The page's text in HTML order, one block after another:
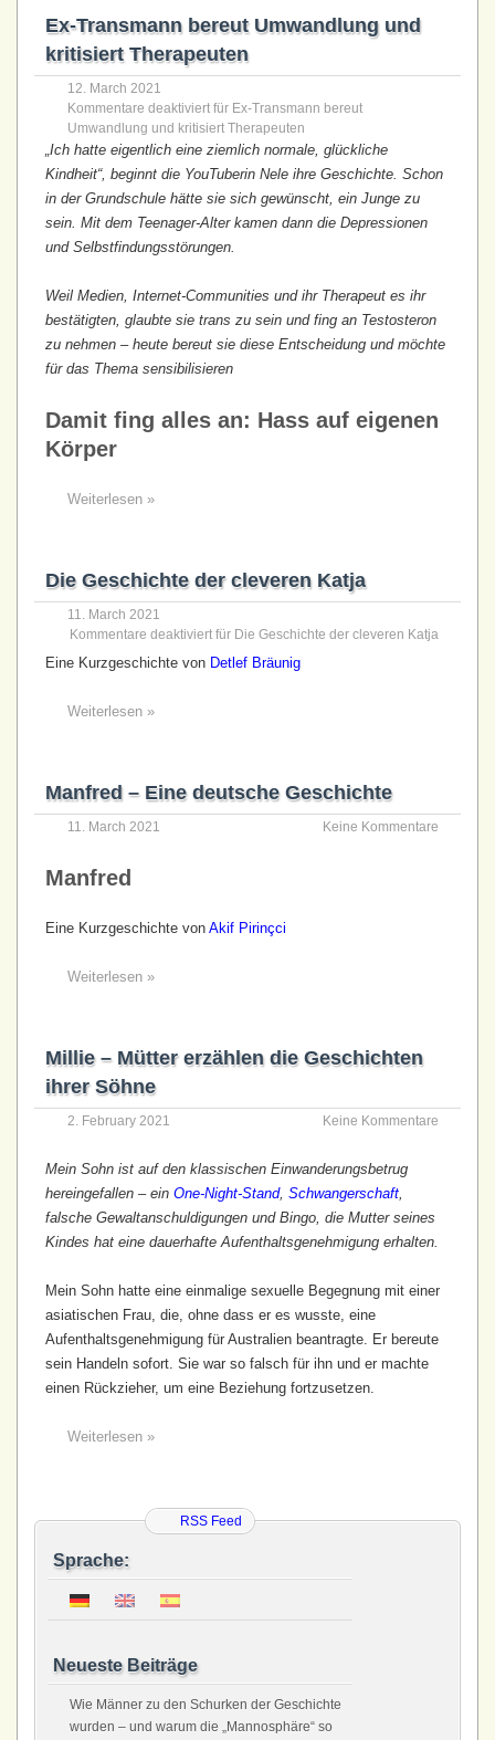
Ex-Transmann bereut Umwandlung und
kritisiert Therapeuten
12. March 2021
Kommentare deaktiviert für Ex-Transmann bereut
Umwandlung und kritisiert Therapeuten
„Ich hatte eigentlich eine ziemlich normale, glückliche
Kindheit“, beginnt die YouTuberin Nele ihre Geschichte. Schon
in der Grundschule hätte sie sich gewünscht, ein Junge zu
sein. Mit dem Teenager-Alter kamen dann die Depressionen
und Selbst­­findungs­­störungen.
Weil Medien, Internet-Communities und ihr Therapeut es ihr
bestätigten, glaubte sie trans zu sein und fing an Testosteron
zu nehmen – heute bereut sie diese Entscheidung und möchte
für das Thema sensibilisieren
Damit fing alles an: Hass auf eigenen
Körper
Weiterlesen »
Die Geschichte der cleveren Katja
11. March 2021
Kommentare deaktiviert für Die Geschichte der cleveren Katja
Eine Kurzgeschichte von Detlef Bräunig
Weiterlesen »
Manfred – Eine deutsche Geschichte
11. March 2021 Keine Kommentare
Manfred
Eine Kurzgeschichte von Akif Pirinçci
Weiterlesen »
Millie – Mütter erzählen die Geschichten
ihrer Söhne
2. February 2021 Keine Kommentare
Mein Sohn ist auf den klassischen Einwanderungs­betrug
hereingefallen – ein One-Night-Stand, Schwangerschaft,
falsche Gewalt­anschuldigungen und Bingo, die Mutter seines
Kindes hat eine dauerhafte Aufenthalts­genehmigung erhalten.
Mein Sohn hatte eine einmalige sexuelle Begegnung mit einer
asiatischen Frau, die, ohne dass er es wusste, eine
Aufenthalts­genehmigung für Australien beantragte. Er bereute
sein Handeln sofort. Sie war so falsch für ihn und er machte
einen Rückzieher, um eine Beziehung fortzusetzen.
Weiterlesen »
RSS Feed
Sprache:
Neueste Beiträge
Wie Männer zu den Schurken der Geschichte
wurden – und warum die „Mannosphäre“ so